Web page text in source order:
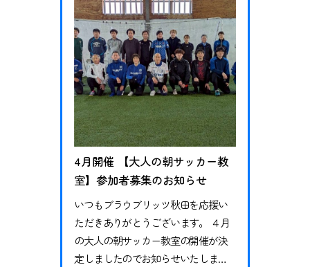
う！ ぜひご参加ください！ 日程 全3
回 〈エンジョイクラス〉 5月16日（…
4月開催 【大人の朝サッカー教
室】参加者募集のお知らせ
いつもブラウブリッツ秋田を応援い
ただきありがとうございます。 ４月
の大人の朝サッカー教室の開催が決
定しましたのでお知らせいたしま